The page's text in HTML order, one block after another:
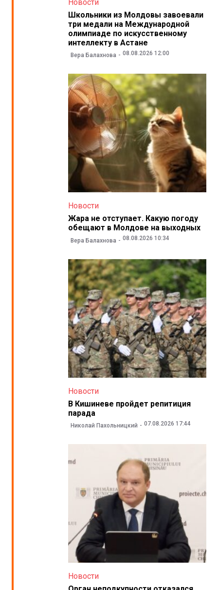
Новости
Школьники из Молдовы завоевали
три медали на Международной
олимпиаде по искусственному
интеллекту в Астане
Вера Балахнова 08.08.2026 12:00
Новости
Жара не отступает. Какую погоду
обещают в Молдове на выходных
Вера Балахнова 08.08.2026 10:34
Новости
В Кишиневе пройдет репитиция
парада
Николай Пахольницкий 07.08.2026 17:44
Новости